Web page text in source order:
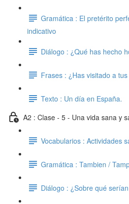
Gramática : El pretérito
indicativo
Diálogo : ¿Qué has hecho
Frases : ¿Has visitado a
Texto : Un día en España.
A2 : Clase - 5 - Una vida sana y
Vocabularios : Actividades
Gramática : Tambien /
Diálogo : ¿Sobre qué